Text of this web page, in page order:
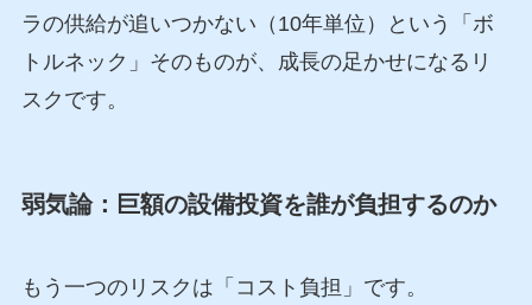
ラの供給が追いつかない（10年単位）という「ボ
トルネック」そのものが、成長の足かせになるリ
スクです。
弱気論：巨額の設備投資を誰が負担するのか
もう一つのリスクは「コスト負担」です。